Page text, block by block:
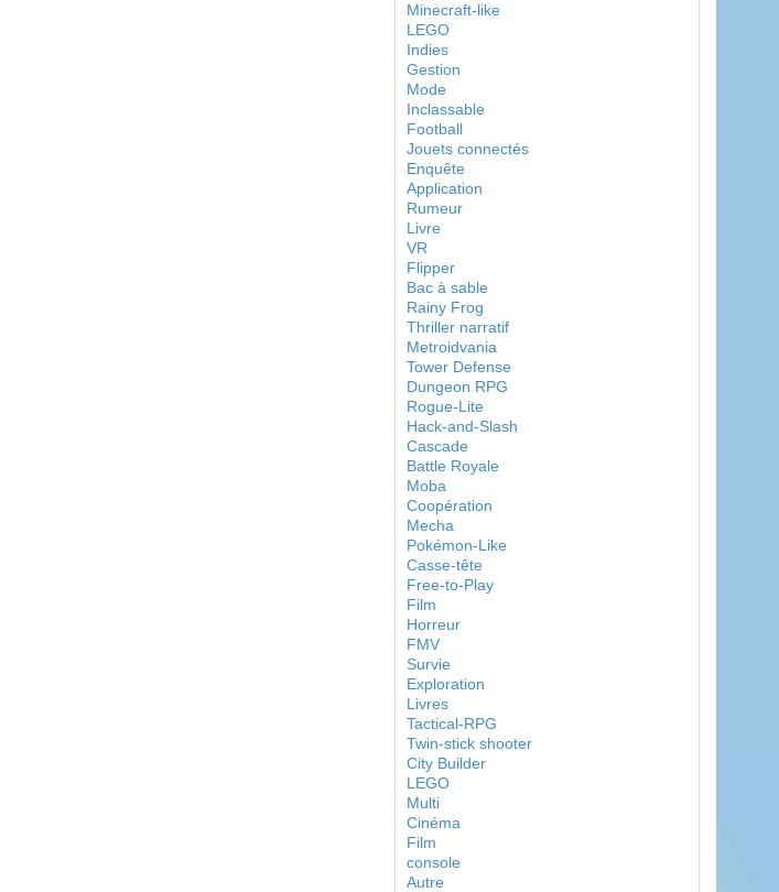
Minecraft-like
LEGO
Indies
Gestion
Mode
Inclassable
Football
Jouets connectés
Enquête
Application
Rumeur
Livre
VR
Flipper
Bac à sable
Rainy Frog
Thriller narratif
Metroidvania
Tower Defense
Dungeon RPG
Rogue-Lite
Hack-and-Slash
Cascade
Battle Royale
Moba
Coopération
Mecha
Pokémon-Like
Casse-tête
Free-to-Play
Film
Horreur
FMV
Survie
Exploration
Livres
Tactical-RPG
Twin-stick shooter
City Builder
LEGO
Multi
Cinéma
Film
console
Autre